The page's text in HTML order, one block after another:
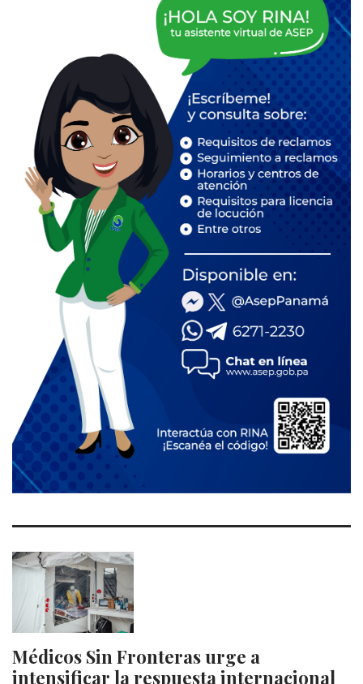
Médicos Sin Fronteras urge a
intensificar la respuesta internacional